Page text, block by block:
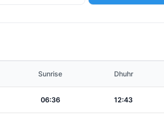
Sunrise Dhuhr
06:36 12:43